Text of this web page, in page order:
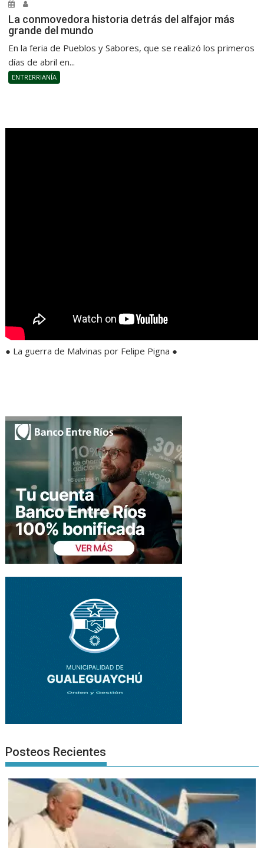
La conmovedora historia detrás del alfajor más
grande del mundo
En la feria de Pueblos y Sabores, que se realizó los primeros
días de abril en...
ENTRERRIANÍA
● La guerra de Malvinas por Felipe Pigna ●
Posteos Recientes